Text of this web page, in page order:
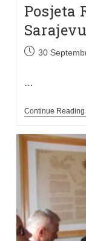
Posjeta
Sarajevu
30
…
Continue Reading